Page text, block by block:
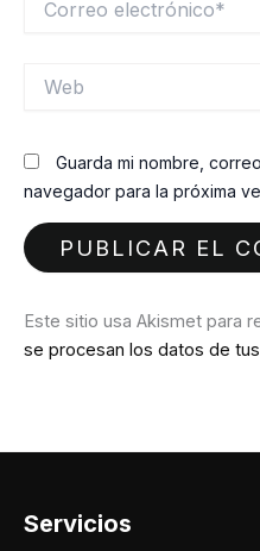
electrónico*
Guarda mi nombre,
navegador para la próxima
Este sitio usa Akismet para
se procesan los datos de
Servicios